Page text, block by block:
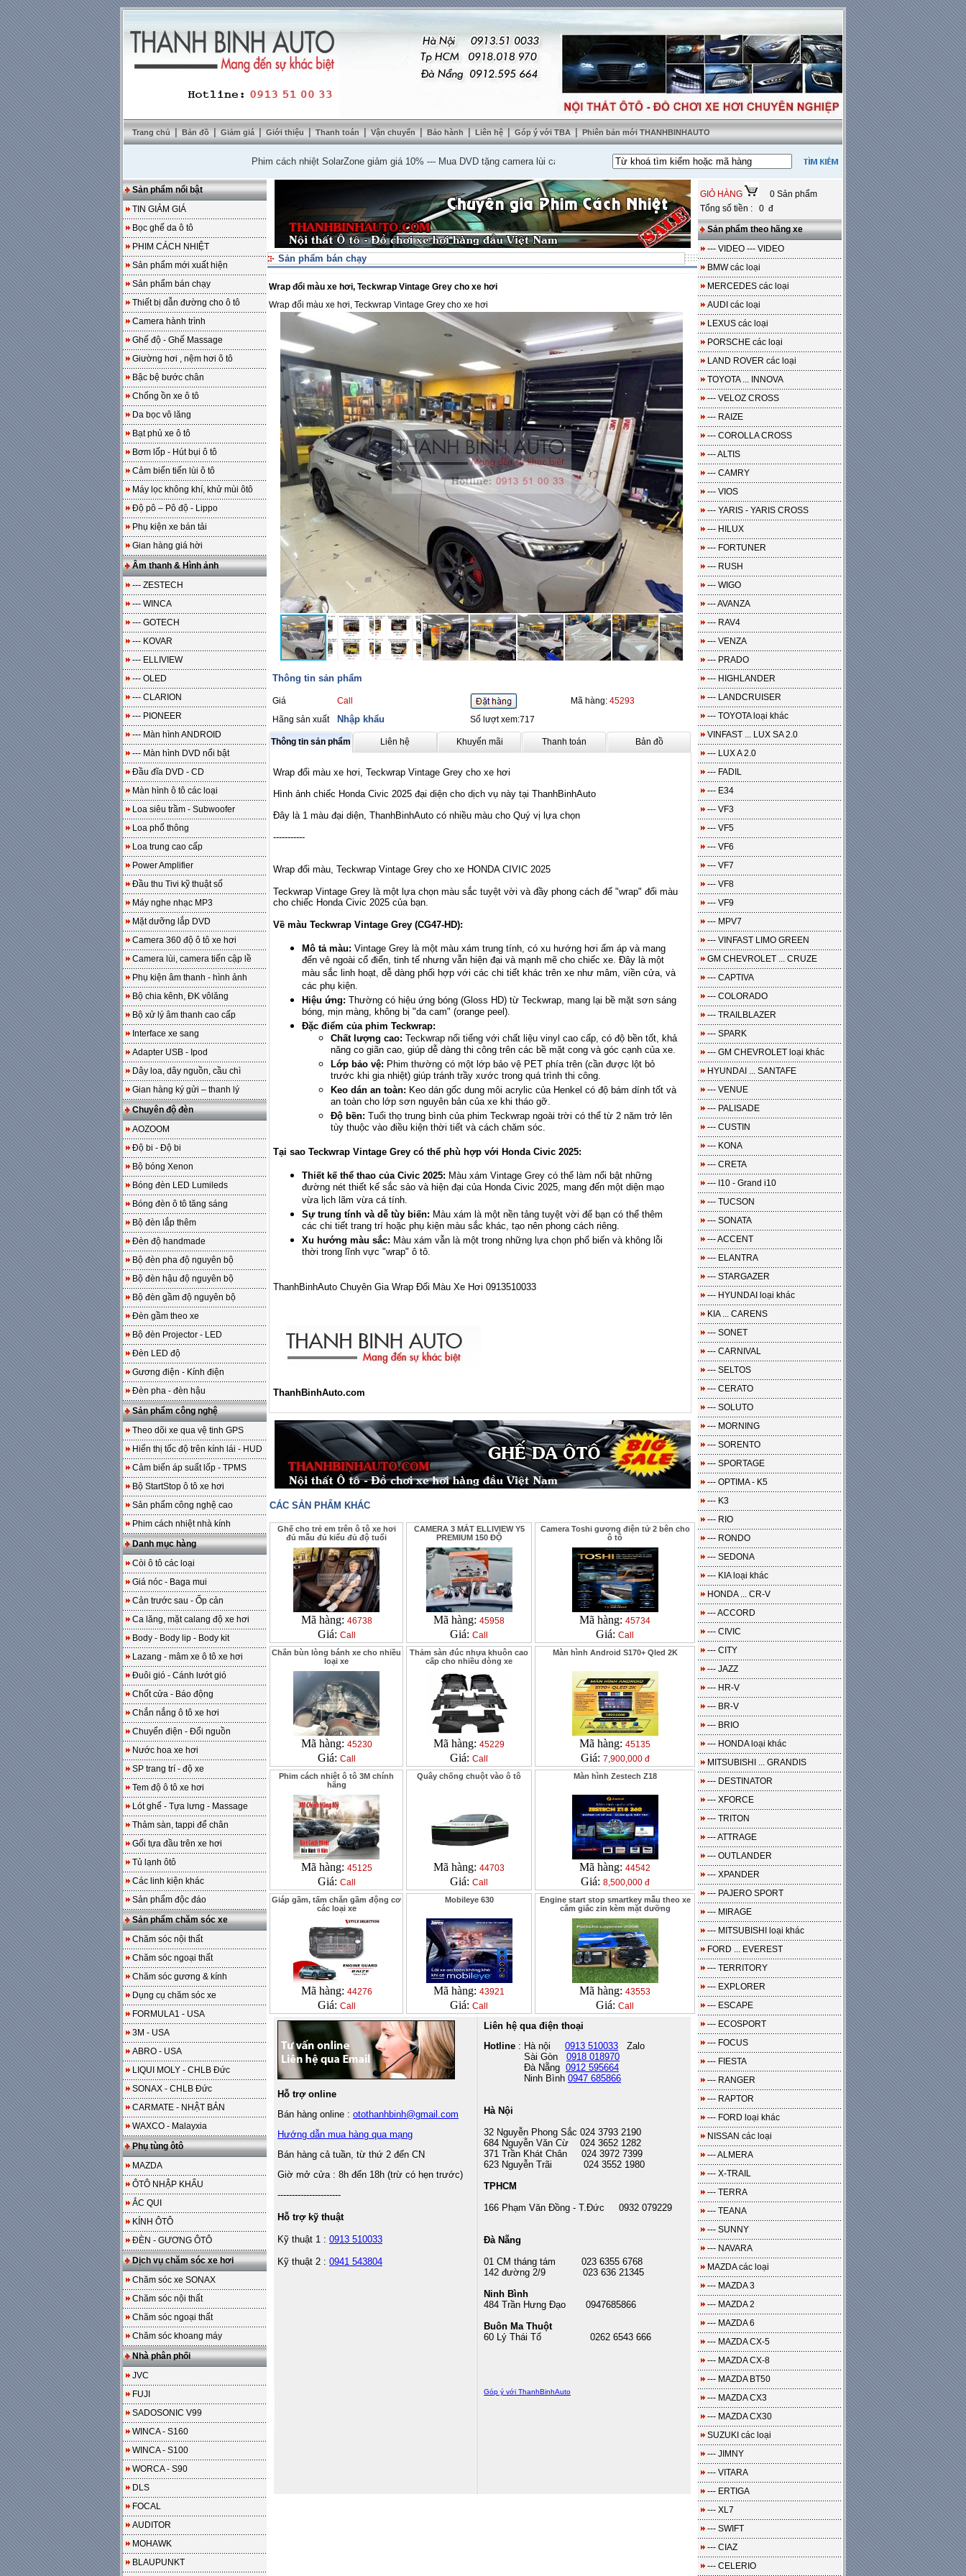
Trang chủ | Bản đồ | Giảm giá | Giới thiệu | Thanh toán | Vận chuyển | Bảo hành | Liên hệ | Góp ý với TBA | Phiên bản mới THANHBINHAUTO
Phim cách nhiệt SolarZone giảm giá 10%---Mua DVD tặng camera lùi cao cấp--- Lắp nệm ghế da thật tặng sàn da---Miễn phí 100% công lắp đặt
Sản phẩm nổi bật
TIN GIẢM GIÁ
Bọc ghế da ô tô
PHIM CÁCH NHIỆT
Sản phẩm mới xuất hiện
Sản phẩm bán chạy
Thiết bị dẫn đường cho ô tô
Camera hành trình
Ghế độ - Ghế Massage
Giường hơi , nệm hơi ô tô
Bậc bệ bước chân
Chống ồn xe ô tô
Da bọc vô lăng
Bạt phủ xe ô tô
Bơm lốp - Hút bụi ô tô
Cảm biến tiến lùi ô tô
Máy lọc không khí, khử mùi ôtô
Độ pô – Pô độ - Lippo
Phụ kiện xe bán tải
Gian hàng giá hời
Âm thanh & Hình ảnh
--- ZESTECH
--- WINCA
--- GOTECH
--- KOVAR
--- ELLIVIEW
--- OLED
--- CLARION
--- PIONEER
--- Màn hình ANDROID
--- Màn hình DVD nổi bật
Đầu đĩa DVD - CD
Màn hình ô tô các loại
Loa siêu trầm - Subwoofer
Loa phổ thông
Loa trung cao cấp
Power Amplifier
Đầu thu Tivi kỹ thuật số
Máy nghe nhạc MP3
Mặt dưỡng lắp DVD
Camera 360 độ ô tô xe hơi
Camera lùi, camera tiến cập lề
Phụ kiện âm thanh - hình ảnh
Bộ chia kênh, ĐK vôlăng
Bộ xử lý âm thanh cao cấp
Interface xe sang
Adapter USB - Ipod
Dây loa, dây nguồn, cầu chì
Gian hàng ký gửi – thanh lý
Chuyên độ đèn
AOZOOM
Độ bi - Độ bi
Bộ bóng Xenon
Bóng đèn LED Lumileds
Bóng đèn ô tô tăng sáng
Bộ đèn lắp thêm
Đèn độ handmade
Bộ đèn pha độ nguyên bộ
Bộ đèn hậu độ nguyên bộ
Bộ đèn gầm độ nguyên bộ
Đèn gầm theo xe
Bộ đèn Projector - LED
Đèn LED độ
Gương điện - Kính điện
Đèn pha - đèn hậu
Sản phẩm công nghệ
Theo dõi xe qua vệ tinh GPS
Hiển thị tốc độ trên kính lái - HUD
Cảm biến áp suất lốp - TPMS
Bộ StartStop ô tô xe hơi
Sản phẩm công nghệ cao
Phim cách nhiệt nhà kính
Danh mục hàng
Còi ô tô các loại
Giá nóc - Baga mui
Cản trước sau - Ốp cản
Ca lăng, mặt calang độ xe hơi
Body - Body lip - Body kit
Lazang - mâm xe ô tô xe hơi
Đuôi gió - Cánh lướt gió
Chốt cửa - Báo động
Chắn nắng ô tô xe hơi
Chuyển điện - Đổi nguồn
Nước hoa xe hơi
SP trang trí - độ xe
Tem độ ô tô xe hơi
Lót ghế - Tựa lưng - Massage
Thảm sàn, tappi để chân
Gối tựa đầu trên xe hơi
Tủ lạnh ôtô
Các linh kiện khác
Sản phẩm độc đáo
Sản phẩm chăm sóc xe
Chăm sóc nội thất
Chăm sóc ngoại thất
Chăm sóc gương & kính
Dụng cụ chăm sóc xe
FORMULA1 - USA
3M - USA
ABRO - USA
LIQUI MOLY - CHLB Đức
SONAX - CHLB Đức
CARMATE - NHẬT BẢN
WAXCO - Malayxia
Phụ tùng ôtô
MAZDA
ÔTÔ NHẬP KHẨU
ẮC QUI
KÍNH ÔTÔ
ĐÈN - GƯƠNG ÔTÔ
Dịch vụ chăm sóc xe hơi
Chăm sóc xe SONAX
Chăm sóc nội thất
Chăm sóc ngoại thất
Chăm sóc khoang máy
Nhà phân phối
JVC
FUJI
SADOSONIC V99
WINCA - S160
WINCA - S100
WORCA - S90
DLS
FOCAL
AUDITOR
MOHAWK
BLAUPUNKT
Sản phẩm bán chạy
Wrap đổi màu xe hơi, Teckwrap Vintage Grey cho xe hơi
Wrap đổi màu xe hơi, Teckwrap Vintage Grey cho xe hơi
Thông tin sản phẩm
Giá Call Mã hàng: 45293
Hãng sản xuất
Nhập khẩu Số lượt xem:717
Thông tin sản phẩm Liên hệ Khuyến mãi Thanh toán Bản đồ
Wrap đổi màu xe hơi, Teckwrap Vintage Grey cho xe hơi
Hình ảnh chiếc Honda Civic 2025 đại diện cho dịch vụ này tại ThanhBinhAuto
Đây là 1 màu đại diện, ThanhBinhAuto có nhiều màu cho Quý vị lựa chọn
-----------
Wrap đổi màu, Teckwrap Vintage Grey cho xe HONDA CIVIC 2025
Teckwrap Vintage Grey là một lựa chọn màu sắc tuyệt vời và đầy phong cách để "wrap" đổi màu
cho chiếc Honda Civic 2025 của bạn.
Về màu Teckwrap Vintage Grey (CG47-HD):
Mô tả màu: Vintage Grey là một màu xám trung tính, có xu hướng hơi ấm áp và mang
đến vẻ ngoài cổ điển, tinh tế nhưng vẫn hiện đại và mạnh mẽ cho chiếc xe. Đây là một
màu sắc linh hoạt, dễ dàng phối hợp với các chi tiết khác trên xe như mâm, viền cửa, và
các phụ kiện.
Hiệu ứng: Thường có hiệu ứng bóng (Gloss HD) từ Teckwrap, mang lại bề mặt sơn sáng
bóng, mịn màng, không bị "da cam" (orange peel).
Đặc điểm của phim Teckwrap:
Chất lượng cao: Teckwrap nổi tiếng với chất liệu vinyl cao cấp, có độ bền tốt, khả
năng co giãn cao, giúp dễ dàng thi công trên các bề mặt cong và góc cạnh của xe.
Lớp bảo vệ: Phim thường có một lớp bảo vệ PET phía trên (cần được lột bỏ
trước khi gia nhiệt) giúp tránh trầy xước trong quá trình thi công.
Keo dán an toàn: Keo dán gốc dung môi acrylic của Henkel có độ bám dính tốt và
an toàn cho lớp sơn nguyên bản của xe khi tháo gỡ.
Độ bền: Tuổi thọ trung bình của phim Teckwrap ngoài trời có thể từ 2 năm trở lên
tùy thuộc vào điều kiện thời tiết và cách chăm sóc.
Tại sao Teckwrap Vintage Grey có thể phù hợp với Honda Civic 2025:
Thiết kế thể thao của Civic 2025: Màu xám Vintage Grey có thể làm nổi bật những
đường nét thiết kế sắc sảo và hiện đại của Honda Civic 2025, mang đến một diện mạo
vừa lịch lãm vừa cá tính.
Sự trung tính và dễ tùy biến: Màu xám là một nền tảng tuyệt vời để bạn có thể thêm
các chi tiết trang trí hoặc phụ kiện màu sắc khác, tạo nên phong cách riêng.
Xu hướng màu sắc: Màu xám vẫn là một trong những lựa chọn phổ biến và không lỗi
thời trong lĩnh vực "wrap" ô tô.
ThanhBinhAuto Chuyên Gia Wrap Đổi Màu Xe Hơi 0913510033
ThanhBinhAuto.com
CÁC SẢN PHẨM KHÁC
Ghế cho trẻ em trên ô tô xe hơi
đủ mẫu đủ kiểu đủ độ tuổi
Mã hàng: 46738
Giá: Call
CAMERA 3 MẮT ELLIVIEW Y5
PREMIUM 150 ĐỘ
Mã hàng: 45958
Giá: Call
Camera Toshi gương điện tử 2 bên cho
ô tô
Mã hàng: 45734
Giá: Call
Chắn bùn lòng bánh xe cho nhiều
loại xe
Mã hàng: 45230
Giá: Call
Thảm sàn đúc nhựa khuôn cao
cấp cho nhiều dòng xe
Mã hàng: 45229
Giá: Call
Màn hình Android S170+ Qled 2K
Mã hàng: 45135
Giá: 7,900,000 đ
Phim cách nhiệt ô tô 3M chính
hãng
Mã hàng: 45125
Giá: Call
Quây chống chuột vào ô tô
Mã hàng: 44703
Giá: Call
Màn hình Zestech Z18
Mã hàng: 44542
Giá: 8,500,000 đ
Giáp gầm, tấm chắn gầm động cơ
các loại xe
Mã hàng: 44276
Giá: Call
Mobileye 630
Mã hàng: 43921
Giá: Call
Engine start stop smartkey mẫu theo xe
cắm giắc zin kèm mặt dưỡng
Mã hàng: 43553
Giá: Call
Hỗ trợ online
Bán hàng online : otothanhbinh@gmail.com
Hướng dẫn mua hàng qua mạng
Bán hàng cả tuần, từ thứ 2 đến CN
Giờ mở cửa : 8h đến 18h (trừ có hẹn trước)
----------------------
Hỗ trợ kỹ thuật
Kỹ thuật 1 : 0913 510033
Kỹ thuật 2 : 0941 543804
Liên hệ qua điện thoại
Hotline : Hà nội 0913 510033 Zalo
Sài Gòn 0918 018970
Đà Nẵng 0912 595664
Ninh Bình 0947 685866
Hà Nội
32 Nguyễn Phong Sắc 024 3793 2190
684 Nguyễn Văn Cừ 024 3652 1282
371 Trần Khát Chân 024 3972 7399
623 Nguyễn Trãi 024 3552 1980
TPHCM
166 Phạm Văn Đồng - T.Đức 0932 079229
Đà Nẵng
01 CM tháng tám 023 6355 6768
142 đường 2/9 023 636 21345
Ninh Bình
484 Trần Hưng Đạo 0947685866
Buôn Ma Thuột
60 Lý Thái Tổ 0262 6543 666
Góp ý với ThanhBinhAuto
GIỎ HÀNG
0 Sản phẩm
Tổng số tiền : 0 đ
Sản phẩm theo hãng xe
--- VIDEO --- VIDEO
BMW các loại
MERCEDES các loại
AUDI các loại
LEXUS các loại
PORSCHE các loại
LAND ROVER các loại
TOYOTA ... INNOVA
--- VELOZ CROSS
--- RAIZE
--- COROLLA CROSS
--- ALTIS
--- CAMRY
--- VIOS
--- YARIS - YARIS CROSS
--- HILUX
--- FORTUNER
--- RUSH
--- WIGO
--- AVANZA
--- RAV4
--- VENZA
--- PRADO
--- HIGHLANDER
--- LANDCRUISER
--- TOYOTA loại khác
VINFAST ... LUX SA 2.0
--- LUX A 2.0
--- FADIL
--- E34
--- VF3
--- VF5
--- VF6
--- VF7
--- VF8
--- VF9
--- MPV7
--- VINFAST LIMO GREEN
GM CHEVROLET ... CRUZE
--- CAPTIVA
--- COLORADO
--- TRAILBLAZER
--- SPARK
--- GM CHEVROLET loại khác
HYUNDAI ... SANTAFE
--- VENUE
--- PALISADE
--- CUSTIN
--- KONA
--- CRETA
--- I10 - Grand i10
--- TUCSON
--- SONATA
--- ACCENT
--- ELANTRA
--- STARGAZER
--- HYUNDAI loại khác
KIA ... CARENS
--- SONET
--- CARNIVAL
--- SELTOS
--- CERATO
--- SOLUTO
--- MORNING
--- SORENTO
--- SPORTAGE
--- OPTIMA - K5
--- K3
--- RIO
--- RONDO
--- SEDONA
--- KIA loại khác
HONDA ... CR-V
--- ACCORD
--- CIVIC
--- CITY
--- JAZZ
--- HR-V
--- BR-V
--- BRIO
--- HONDA loại khác
MITSUBISHI ... GRANDIS
--- DESTINATOR
--- XFORCE
--- TRITON
--- ATTRAGE
--- OUTLANDER
--- XPANDER
--- PAJERO SPORT
--- MIRAGE
--- MITSUBISHI loại khác
FORD ... EVEREST
--- TERRITORY
--- EXPLORER
--- ESCAPE
--- ECOSPORT
--- FOCUS
--- FIESTA
--- RANGER
--- RAPTOR
--- FORD loại khác
NISSAN các loại
--- ALMERA
--- X-TRAIL
--- TERRA
--- TEANA
--- SUNNY
--- NAVARA
MAZDA các loại
--- MAZDA 3
--- MAZDA 2
--- MAZDA 6
--- MAZDA CX-5
--- MAZDA CX-8
--- MAZDA BT50
--- MAZDA CX3
--- MAZDA CX30
SUZUKI các loại
--- JIMNY
--- VITARA
--- ERTIGA
--- XL7
--- SWIFT
--- CIAZ
--- CELERIO